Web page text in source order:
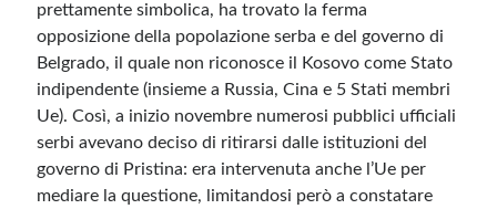
prettamente simbolica, ha trovato la ferma
opposizione della popolazione serba e del governo di
Belgrado, il quale non riconosce il Kosovo come Stato
indipendente (insieme a Russia, Cina e 5 Stati membri
Ue). Così, a inizio novembre numerosi pubblici ufficiali
serbi avevano deciso di ritirarsi dalle istituzioni del
governo di Pristina: era intervenuta anche l’Ue per
mediare la questione, limitandosi però a constatare